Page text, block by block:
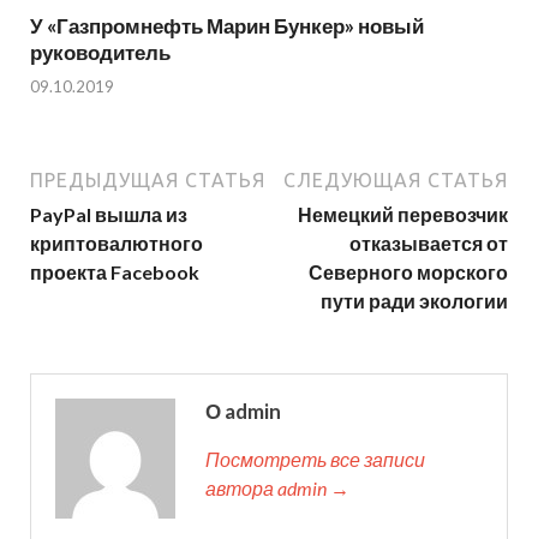
У «Газпромнефть Марин Бункер» новый
руководитель
09.10.2019
ПРЕДЫДУЩАЯ СТАТЬЯ
PayPal вышла из
криптовалютного
проекта Facebook
СЛЕДУЮЩАЯ СТАТЬЯ
Немецкий перевозчик
отказывается от
Северного морского
пути ради экологии
О admin
Посмотреть все записи
автора admin →